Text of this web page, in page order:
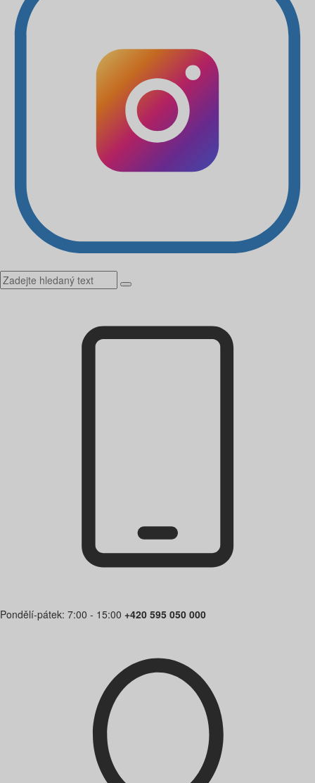
Pondělí-pátek: 7:00 - 15:00 +420 595 050 000